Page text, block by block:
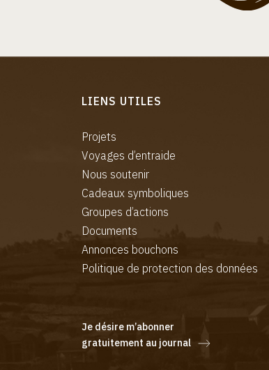
LIENS UTILES
Projets
Voyages d’entraide
Nous soutenir
Cadeaux symboliques
Groupes d’actions
Documents
Annonces bouchons
Politique de protection des données
Je désire m’abonner
gratuitement au journal